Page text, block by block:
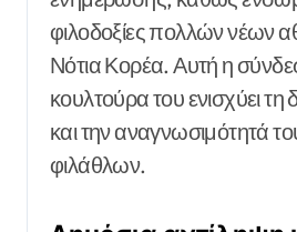
φιλοδοξίες πολλών νέων
Νότια Κορέα. Αυτή η
κουλτούρα του ενισχύει τη
και την αναγνωσιμότητά
φιλάθλων.